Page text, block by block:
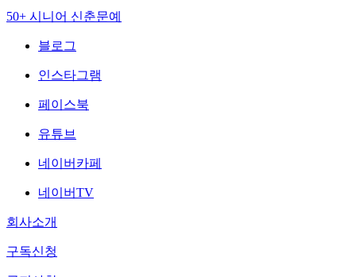
50+ 시니어 신춘문예
블로그
인스타그램
페이스북
유튜브
네이버카페
네이버TV
회사소개
구독신청